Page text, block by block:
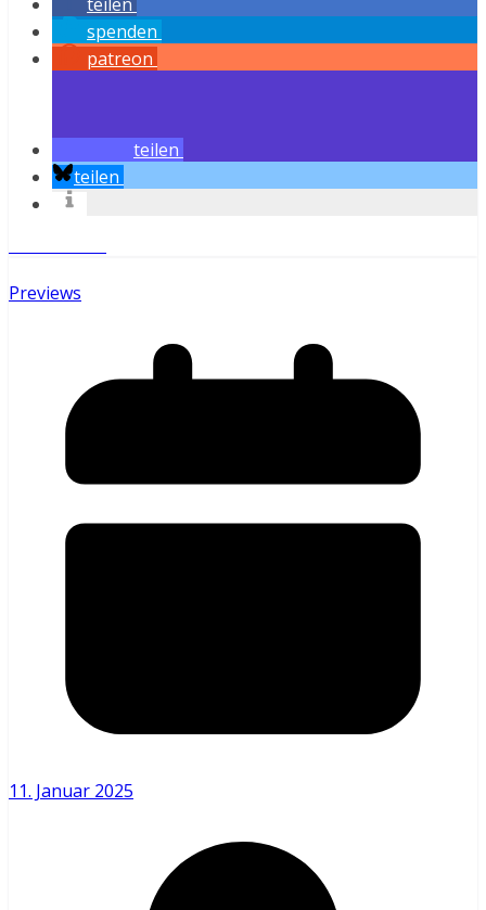
spenden
patreon
teilen
teilen
Previews
11. Januar 2025